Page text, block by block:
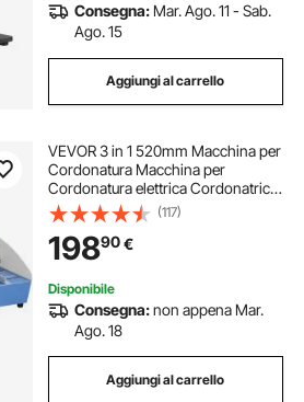
Consegna: Mar. Ago. 11 - Sab.
Ago. 15
Aggiungi al carrello
VEVOR 3 in 1 520mm Macchina per
Cordonatura Macchina per
Cordonatura elettrica Cordonatrice
Perforatrice Elettrica Carta Metallo
Multifunzione
(117)
19890€
Disponibile
Consegna:non appena Mar.
Ago. 18
Aggiungi al carrello